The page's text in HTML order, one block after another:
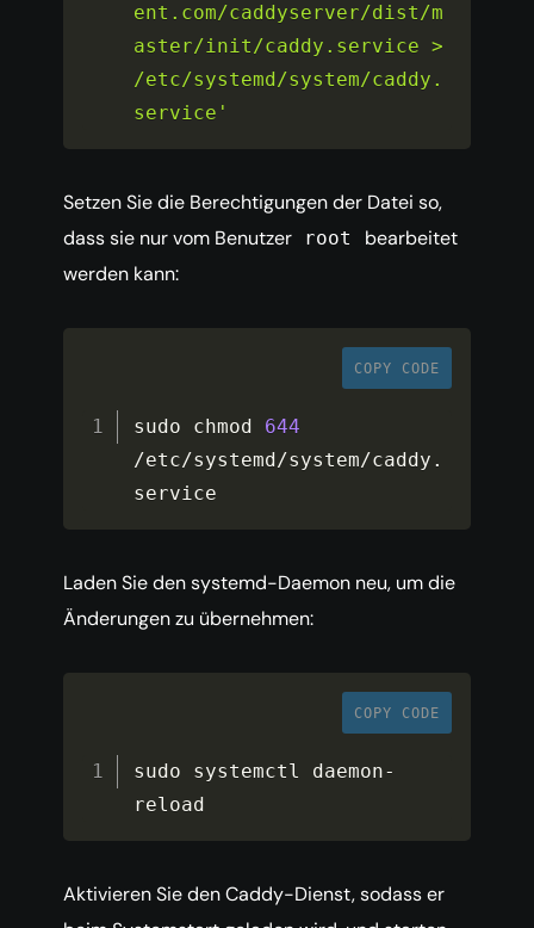
ent.com/caddyserver/dist/m
aster/init/caddy.service >
/etc/systemd/system/caddy.
service'
Setzen Sie die Berechtigungen der Datei so,
dass sie nur vom Benutzer
root
bearbeitet
werden kann:
COPY CODE
sudo chmod 644
/etc/systemd /system/caddy .
service
Laden Sie den systemd-Daemon neu, um die
Änderungen zu übernehmen:
COPY CODE
sudo systemctl daemon-
reload
Aktivieren Sie den Caddy-Dienst, sodass er